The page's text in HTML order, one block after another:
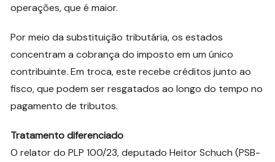
operações, que é maior.
Por meio da substituição tributária, os estados
concentram a cobrança do imposto em um único
contribuinte. Em troca, este recebe créditos junto ao
fisco, que podem ser resgatados ao longo do tempo no
pagamento de tributos.
Tratamento diferenciado
O relator do PLP 100/23, deputado Heitor Schuch (PSB-